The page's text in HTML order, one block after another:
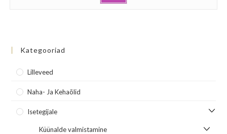
Kategooriad
Lilleveed
Naha- Ja Kehaõlid
Isetegijale
Küünalde valmistamine